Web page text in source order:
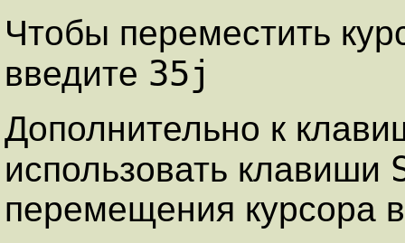
Чтобы переместить
введите 35j
Дополнительно к
использовать клавиши
перемещения курсора